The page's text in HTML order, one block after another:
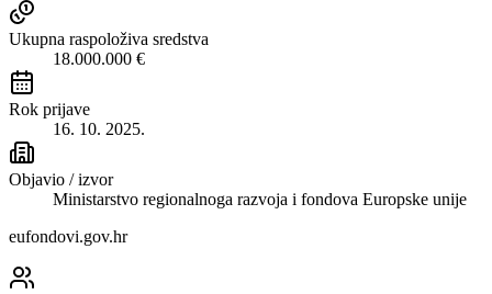
Ukupna raspoloživa sredstva
18.000.000 €
Rok prijave
16. 10. 2025.
Objavio / izvor
Ministarstvo regionalnoga razvoja i fondova Europske unije
eufondovi.gov.hr